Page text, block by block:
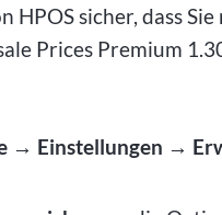
sicher, dass
Prices Premium
→ Einstellungen →